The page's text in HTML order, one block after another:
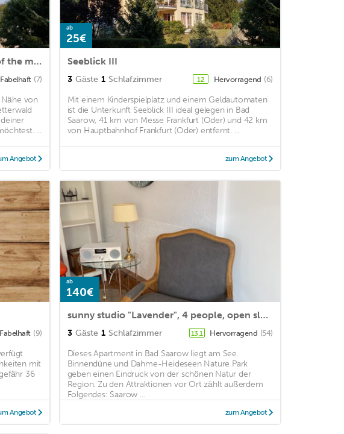
Duplex apartment Seeblick II. One of the most beautiful corners of Bad Saarow!
Fabelhaft (7)
von
...
Angebot
ab
25€
Seeblick III
3 Gäste 1 Schlafzimmer 12 Hervorragend (6)
Mit einem Kinderspielplatz und einem Geldautomaten
ist die Unterkunft Seeblick III ideal gelegen in Bad
Saarow, 41 km von Messe Frankfurt (Oder) und 42 km
von Hauptbahnhof Frankfurt (Oder) entfernt. ...
zum Angebot
Fabelhaft (9)
mit
36
Angebot
ab
140€
sunny studio "Lavender", 4 people, open sleeping area, fireplace,
3 Gäste 1 Schlafzimmer 13,1 Hervorragend (54)
Dieses Apartment in Bad Saarow liegt am See.
Binnendüne und Dahme-Heideseen Nature Park
geben einen Eindruck von der schönen Natur der
Region. Zu den Attraktionen vor Ort zählt außerdem
Folgendes: Saarow ...
zum Angebot